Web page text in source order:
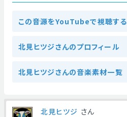
この音源をYouTubeで視聴する
北見ヒツジさんのプロフィール
北見ヒツジさんの音楽素材一覧
北見ヒツジ さん